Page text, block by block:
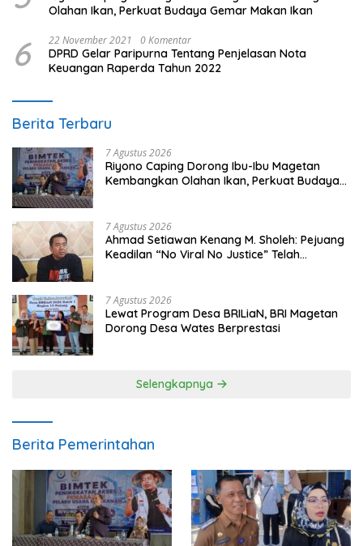
Olahan Ikan, Perkuat Budaya Gemar Makan Ikan
6 22 November 2021 0 Komentar
DPRD Gelar Paripurna Tentang Penjelasan Nota
Keuangan Raperda Tahun 2022
Berita Terbaru
7 Agustus 2026
Riyono Caping Dorong Ibu-Ibu Magetan
Kembangkan Olahan Ikan, Perkuat Budaya
7 Agustus 2026
Ahmad Setiawan Kenang M. Sholeh: Pejuang
Keadilan “No Viral No Justice” Telah
7 Agustus 2026
Lewat Program Desa BRILiaN, BRI Magetan
Dorong Desa Wates Berprestasi
Selengkapnya
Berita Pemerintahan